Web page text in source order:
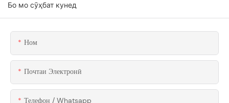
Бо мо сӯҳбат кунед
Ном
Почтаи Электронӣ
Телефон / Whatsapp